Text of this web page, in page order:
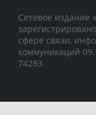
Сетевое издание
сфере связи,
коммуникаций
74283